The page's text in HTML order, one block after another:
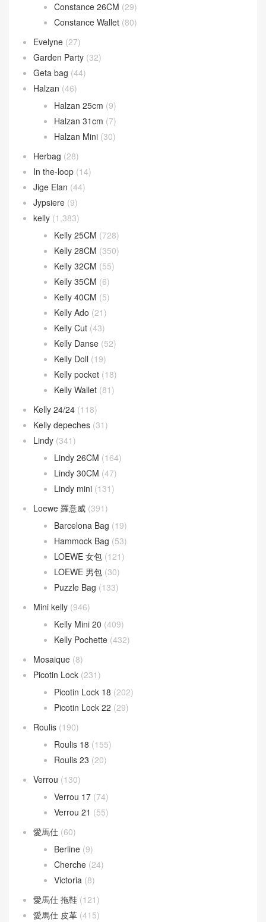
Constance 26CM (29)
Constance Wallet (80)
Evelyne (27)
Garden Party (32)
Geta bag (44)
Halzan (46)
Halzan 25cm (9)
Halzan 31cm (7)
Halzan Mini (30)
Herbag (28)
In the-loop (14)
Jige Elan (44)
Jypsiere (9)
kelly (1,383)
Kelly 25CM (728)
Kelly 28CM (350)
Kelly 32CM (55)
Kelly 35CM (6)
Kelly 40CM (5)
Kelly Ado (21)
Kelly Cut (43)
Kelly Danse (52)
Kelly Doll (19)
Kelly pocket (18)
Kelly Wallet (81)
Kelly 24/24 (118)
Kelly depeches (31)
Lindy (341)
Lindy 26CM (164)
Lindy 30CM (47)
Lindy mini (131)
Loewe 羅意威 (391)
Barcelona Bag (19)
Hammock Bag (53)
LOEWE 女包 (121)
LOEWE 男包 (30)
Puzzle Bag (133)
Mini kelly (946)
Kelly Mini 20 (409)
Kelly Pochette (432)
Mosaique (8)
Picotin Lock (231)
Picotin Lock 18 (202)
Picotin Lock 22 (29)
Roulis (190)
Roulis 18 (155)
Roulis 23 (20)
Verrou (130)
Verrou 17 (74)
Verrou 21 (55)
愛馬仕 (60)
Berline (9)
Cherche (24)
Victoria (8)
愛馬仕 拖鞋 (121)
愛馬仕 皮革 (415)